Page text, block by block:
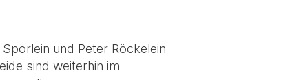
und Peter Röckelein
sind weiterhin im